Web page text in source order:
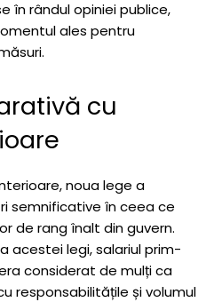
în rândul opiniei publice,
ales pentru
cu
noua lege a
semnificative în ceea ce
de rang înalt din guvern.
acestei legi, salariul prim-
considerat de mulți ca
responsabilitățile și volumul